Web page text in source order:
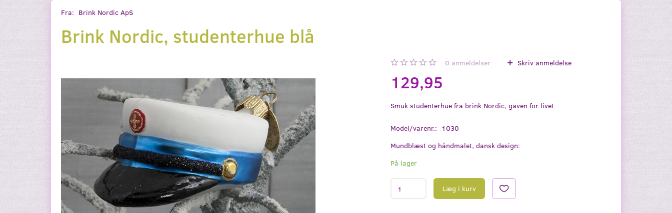
Fra: Brink Nordic ApS
Brink Nordic, studenterhue blå
0 anmeldelser Skriv anmeldelse
129,95
Smuk studenterhue fra brink Nordic, gaven for livet
Model/varenr.:
1030
Mundblæst og håndmalet, dansk design:
På lager
Læg i kurv